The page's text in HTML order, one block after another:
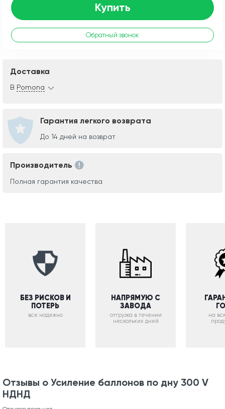
Купить
Обратный звонок
Доставка
В Pomona
Гарантия легкого возврата
До 14 дней на возврат
Производитель
Полная гарантия качества
БЕЗ РИСКОВ И
ПОТЕРЬ
все надежно
НАПРЯМУЮ С
ЗАВОДА
отгрузка в течении
нескольких дней
на
Отзывы о Усиление баллонов по дну 300 V
НДНД